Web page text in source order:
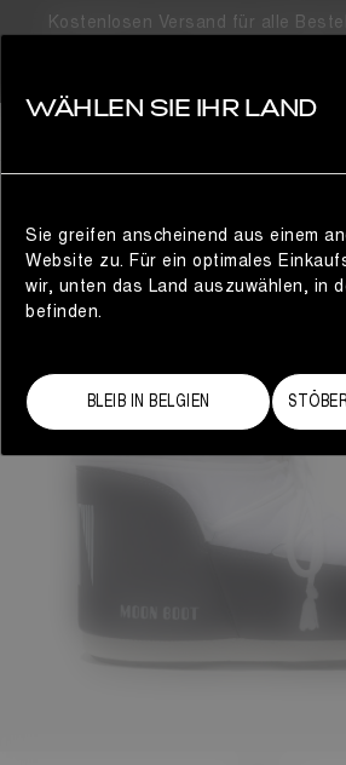
Kostenlosen Versand für alle
WÄHLEN SIE IHR LAND
Sie greifen anscheinend aus einem
Website zu. Für ein optimales
wir, unten das Land auszuwählen, in
befinden.
BLEIB IN BELGIEN